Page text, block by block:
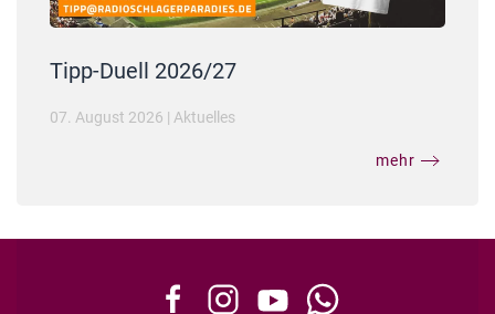
Tipp-Duell 2026/27
07. August 2026 | Aktuelles
mehr